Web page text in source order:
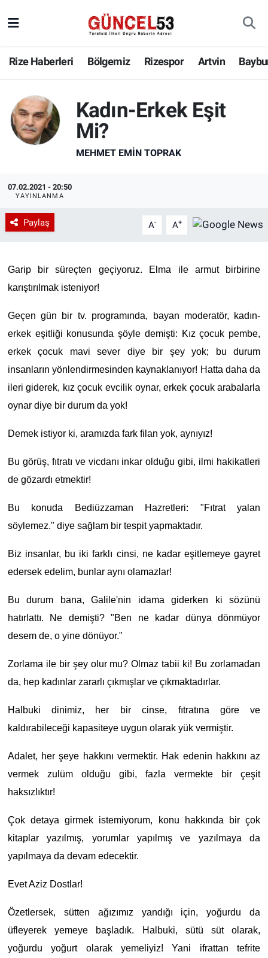
Rize Haberleri Bölgemiz Rizespor Artvin
Kadın-Erkek Eşit
Mi?
MEHMET EMIN TOPRAK
07.02.2021 - 20:50
YAYINLANMA
Paylaş A- A+
Garip bir süreçten geçiyoruz. Elma ile armut birbirine
karıştırılmak isteniyor!
Geçen gün bir tv. programında, bayan moderatör, kadın-
erkek eşitliği konusunda şöyle demişti: Kız çocuk pembe,
erkek çocuk mavi sever diye bir şey yok; bu durum
insanların yönlendirmesinden kaynaklanıyor! Hatta daha da
ileri giderek, kız çocuk evcilik oynar, erkek çocuk arabalarla
oynar diye bir durum da yok!
Demek istiyor ki, aramızda fark filan yok, aynıyız!
Bu görüş, fıtratı ve vicdanı inkar olduğu gibi, ilmi hakikatleri
de gözardı etmektir!
Bu konuda Bediüzzaman Hazretleri: "Fıtrat yalan
söylemez." diye sağlam bir tespit yapmaktadır.
Biz insanlar, bu iki farklı cinsi, ne kadar eşitlemeye gayret
edersek edelim, bunlar aynı olamazlar!
Bu durum bana, Galile'nin idama giderken ki sözünü
hatırlattı. Ne demişti? "Ben ne kadar dünya dönmüyor
desem de, o yine dönüyor."
Zorlama ile bir şey olur mu? Olmaz tabii ki! Bu zorlamadan
da, hep kadınlar zararlı çıkmışlar ve çıkmaktadırlar.
Halbuki dinimiz, her bir cinse, fıtratına göre ve
kaldırabileceği kapasiteye uygun olarak yük vermiştir.
Adalet, her şeye hakkını vermektir. Hak edenin hakkını az
vermek zulüm olduğu gibi, fazla vermekte bir çeşit
haksızlıktır!
Çok detaya girmek istemiyorum, konu hakkında bir çok
kitaplar yazılmış, yorumlar yapılmış ve yazılmaya da
yapılmaya da devam edecektir.
Evet Aziz Dostlar!
Özetlersek, sütten ağızımız yandığı için, yoğurdu da
üfleyerek yemeye başladık. Halbuki, sütü süt olarak,
yoğurdu yoğurt olarak yemeliyiz! Yani ifrattan tefrite